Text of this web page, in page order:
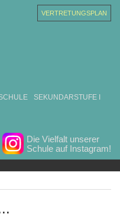
VERTRETUNGSPLAN
SEKUNDARSTUFE I
Die Vielfalt unserer
Schule auf Instagram!